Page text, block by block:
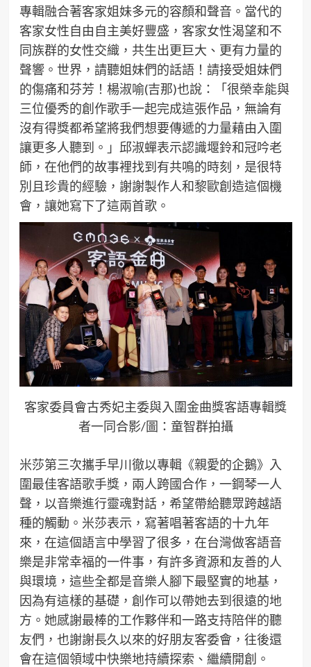
專輯融合著客家姐妹多元的容顏和聲音。當代的
客家女性自由自主美好豐盛，客家女性渴望和不
同族群的女性交織，共生出更巨大、更有力量的
聲響。世界，請聽姐妹們的話語！請接受姐妹們
的傷痛和芬芳！楊淑喻(吉那)也說：「很榮幸能與
三位優秀的創作歌手一起完成這張作品，無論有
沒有得獎都希望將我們想要傳遞的力量藉由入圍
讓更多人聽到。」邱淑蟬表示認識堰鈴和冠吟老
師，在他們的故事裡找到有共鳴的時刻，是很特
別且珍貴的經驗，謝謝製作人和黎歐創造這個機
會，讓她寫下了這兩首歌。
客家委員會古秀妃主委與入圍金曲獎客語專輯獎
者一同合影/圖：童智群拍攝
米莎第三次攜手早川徹以專輯《親愛的企鵝》入
圍最佳客語歌手獎，兩人跨國合作，一鋼琴一人
聲，以音樂進行靈魂對話，希望帶給聽眾跨越語
種的觸動。米莎表示，寫著唱著客語的十九年
來，在這個語言中學習了很多，在台灣做客語音
樂是非常幸福的一件事，有許多資源和友善的人
與環境，這些全都是音樂人腳下最堅實的地基，
因為有這樣的基礎，創作可以帶她去到很遠的地
方。她感謝最棒的工作夥伴和一路支持陪伴的聽
友們，也謝謝長久以來的好朋友客委會，往後還
會在這個領域中快樂地持續探索、繼續開創。